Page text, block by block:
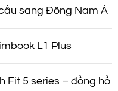
sang Đông Nam Á
L1 Plus
Fit 5 series – đồng hồ